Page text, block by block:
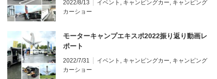
2022/8/13 イベント キャンピングカー キャンピング
カーショー
モーターキャンプエキスポ2022振り返り動画レ
ポート
2022/7/31 イベント キャンピングカー キャンピング
カーショー